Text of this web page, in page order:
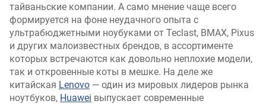
тайваньские компании. А само мнение чаще всего
формируется на фоне неудачного опыта с
ультрабюджетными ноубуками от Teclast, BMAX, Pixus
и других малоизвестных брендов, в ассортименте
которых встречаются как довольно неплохие модели,
так и откровенные коты в мешке. На деле же
китайская Lenovo — один из мировых лидеров рынка
ноутбуков, Huawei выпускает современные